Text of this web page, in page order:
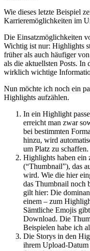
Wie dieses letzte Beispiel
Karrieremöglichkeiten im
Die Einsatzmöglichkeiten
Wichtig ist nur: Highlights
früher als auch häufiger
als die aktuellsten Posts.
wirklich wichtige
Nun möchte ich noch ein
Highlights aufzählen.
In ein Highlight
erreicht man zwar
bei bestimmten
hinzu, wird
um Platz zu schaffen.
Highlights haben ein
(“Thumbnail”), das
wird. Wie die hier
das Thumbnail noch
gilt hier: Die
einem – zum
Sämtliche Emojis
Download. Die
Beispielen habe ich
Die Storys in den
ihrem Upload-Datum